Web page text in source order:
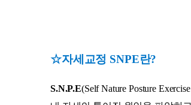
☆자세교정 SNPE란?
S.N.P.E(Self Nature Posture